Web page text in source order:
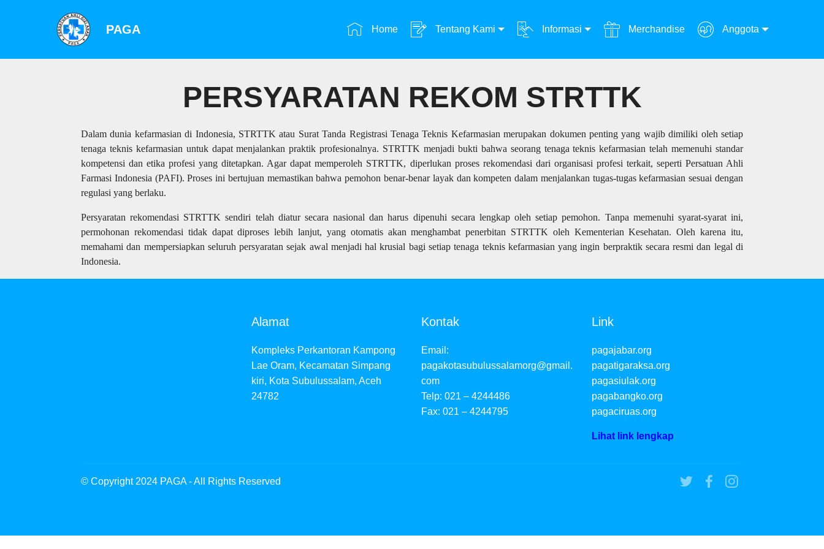
PAGA Home Tentang Kami Informasi Merchandise Anggota
PERSYARATAN REKOM STRTTK
Dalam dunia kefarmasian di Indonesia, STRTTK atau Surat Tanda Registrasi Tenaga Teknis Kefarmasian merupakan dokumen penting yang wajib dimiliki oleh setiap
tenaga teknis kefarmasian untuk dapat menjalankan praktik profesionalnya. STRTTK menjadi bukti bahwa seorang tenaga teknis kefarmasian telah memenuhi standar
kompetensi dan etika profesi yang ditetapkan. Agar dapat memperoleh STRTTK, diperlukan proses rekomendasi dari organisasi profesi terkait, seperti Persatuan Ahli
Farmasi Indonesia (PAFI). Proses ini bertujuan memastikan bahwa pemohon benar-benar layak dan kompeten dalam menjalankan tugas-tugas kefarmasian sesuai dengan
regulasi yang berlaku.
Persyaratan rekomendasi STRTTK sendiri telah diatur secara nasional dan harus dipenuhi secara lengkap oleh setiap pemohon. Tanpa memenuhi syarat-syarat ini,
permohonan rekomendasi tidak dapat diproses lebih lanjut, yang otomatis akan menghambat penerbitan STRTTK oleh Kementerian Kesehatan. Oleh karena itu,
memahami dan mempersiapkan seluruh persyaratan sejak awal menjadi hal krusial bagi setiap tenaga teknis kefarmasian yang ingin berpraktik secara resmi dan legal di
Indonesia.
Alamat
Kompleks Perkantoran Kampong
Lae Oram, Kecamatan Simpang
kiri, Kota Subulussalam, Aceh
24782
Kontak
Email:
pagakotasubulussalamorg@gmail.
com
Telp: 021 – 4244486
Fax: 021 – 4244795
Link
pagajabar.org
pagatigaraksa.org
pagasiulak.org
pagabangko.org
pagaciruas.org
Lihat link lengkap
© Copyright 2024 PAGA - All Rights Reserved